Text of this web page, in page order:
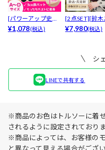
[パワーアップ史上
最強5倍盛りアップ
¥1,078(税込)
[2点SET][鈴木
ア(baby)...
¥7,980(税込)
シ
LINEで共有する
※商品のお色はトルソーに着
されるように設定されておりま
※商品によっては、お客様の